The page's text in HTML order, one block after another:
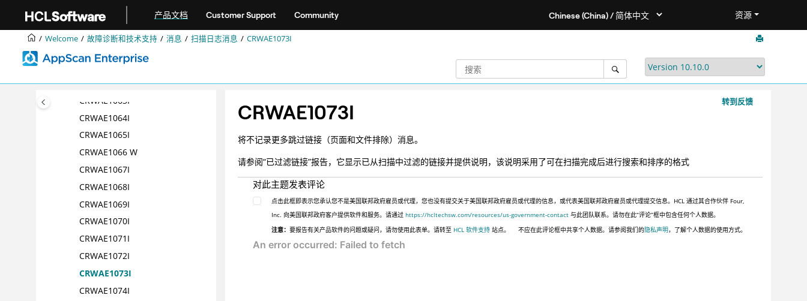
产品文档 Customer Support Community 资源
Welcome 故障诊断和技术支持 消息 扫描日志消息 CRWAE1073I
CRWAE1057I
CRWAE1058I
CRWAE1061I
CRWAE1062I
CRWAE1063I
CRWAE1064I
CRWAE1065I
CRWAE1066 W
CRWAE1067I
CRWAE1068I
CRWAE1069I
CRWAE1070I
CRWAE1071I
CRWAE1072I
CRWAE1073I
CRWAE1074I
转到反馈
CRWAE1073I
将不记录更多跳过链接（页面和文件排除）消息。
请参阅“已过滤链接”报告，它显示已从扫描中过滤的链接并提供说明，该说明采用了可在扫描完成后进行搜索和排序的格式
对此主题发表评论
点击此框即表示您承认您不是美国联邦政府雇员或代理，您也没有提交关于美国联邦政府雇员或代理的信息，或代表美国联邦政府雇员或代理提交信息。HCL 通过其合作伙伴 Four,
Inc. 向美国联邦政府客户提供软件和服务。请通过https://hcltechsw.com/resources/us-government-contact 与此团队联系。请勿在此“评论”框中包含任何个人数据。
注意：要报告有关产品软件的问题或疑问，请勿使用此表单。请转至 HCL 软件支持 站点。 不应在此评论框中共享个人数据。请参阅我们的隐私声明，了解个人数据的使用方式。